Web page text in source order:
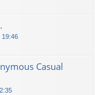
19:46
Casual